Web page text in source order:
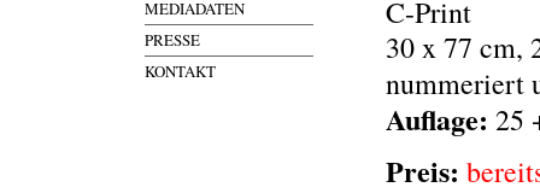
MEDIADATEN
PRESSE
KONTAKT
C-Print
30 x 77 cm,
nummeriert
Auflage: 25
Preis: